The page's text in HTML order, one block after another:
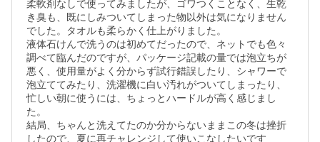
柔軟剤なしで使ってみましたが、ゴワつくことなく、生乾
き臭も、既にしみついてしまった物以外は気になりません
でした。タオルも柔らかく仕上がりました。
液体石けんで洗うのは初めてだったので、ネットでも色々
調べて臨んだのですが、パッケージ記載の量では泡立ちが
悪く、使用量がよく分からず試行錯誤したり、シャワーで
泡立ててみたり、洗濯機に白い汚れがついてしまったり、
忙しい朝に使うには、ちょっとハードルが高く感じまし
た。
結局、ちゃんと洗えてたのか分からないままこの冬は挫折
したので、夏に再チャレンジして使いこなしたいです